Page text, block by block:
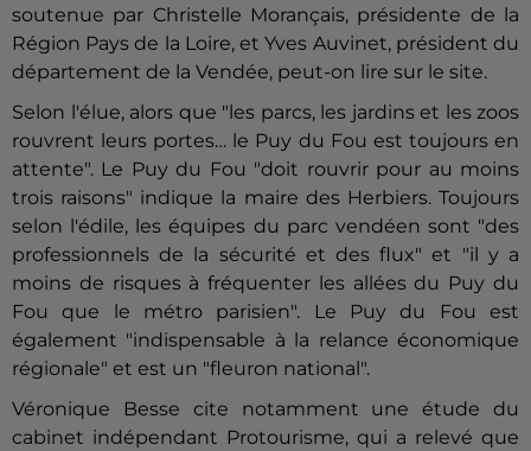
soutenue par Christelle Morançais, présidente de la
Région Pays de la Loire, et Yves Auvinet, président du
département de la Vendée, peut-on lire sur le site.
Selon l'élue, alors que "les parcs, les jardins et les zoos
rouvrent leurs portes… le Puy du Fou est toujours en
attente". Le Puy du Fou "doit rouvrir pour au moins
trois raisons" indique la maire des Herbiers. Toujours
selon l'édile, les équipes du parc vendéen sont "des
professionnels de la sécurité et des flux" et "il y a
moins de risques à fréquenter les allées du Puy du
Fou que le métro parisien". Le Puy du Fou est
également "indispensable à la relance économique
régionale" et est un "fleuron national".
Véronique Besse cite notamment une étude du
cabinet indépendant Protourisme, qui a relevé que